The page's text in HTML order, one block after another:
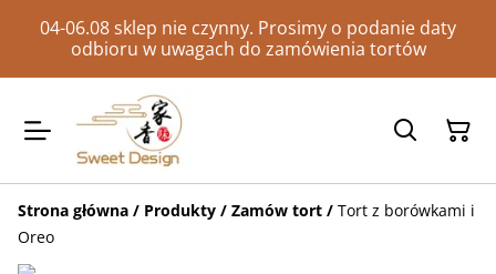
04-06.08 sklep nie czynny. Prosimy o podanie daty
odbioru w uwagach do zamówienia tortów
Strona główna / Produkty / Zamów tort / Tort z borówkami i
Oreo